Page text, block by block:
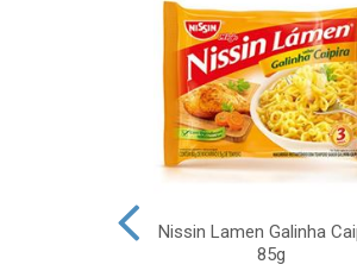
Nissin Lamen Galinha
85g